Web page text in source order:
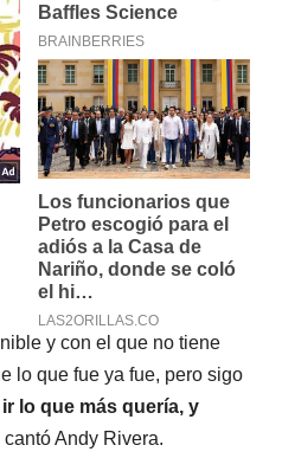
y con el que no tiene
lo que fue ya fue, pero sigo
lo que más quería, y
Andy Rivera.